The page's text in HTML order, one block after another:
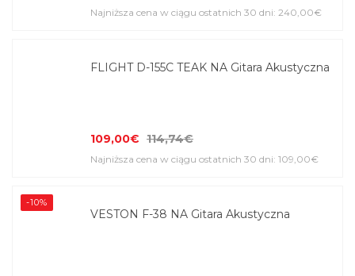
Najniższa cena w ciągu ostatnich 30 dni: 240,00€
FLIGHT D-155C TEAK NA Gitara Akustyczna
109,00€ 114,74€
Najniższa cena w ciągu ostatnich 30 dni: 109,00€
-10%
VESTON F-38 NA Gitara Akustyczna